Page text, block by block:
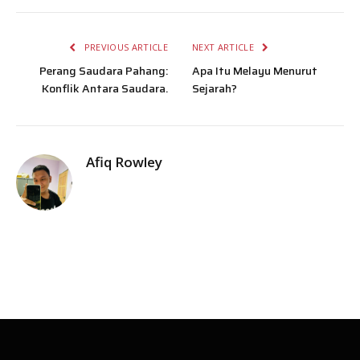
PREVIOUS ARTICLE
Perang Saudara Pahang:
Konflik Antara Saudara.
NEXT ARTICLE
Apa Itu Melayu Menurut
Sejarah?
Afiq Rowley